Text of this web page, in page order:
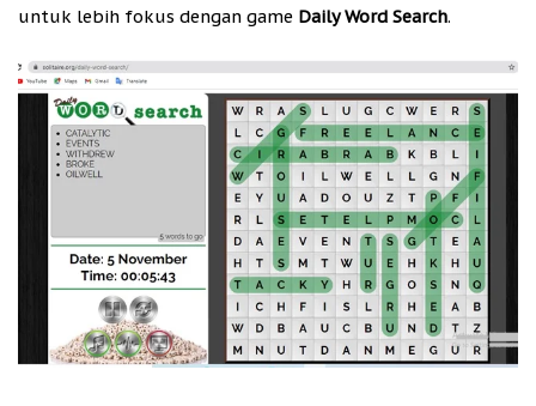
untuk lebih fokus dengan game Daily Word Search.